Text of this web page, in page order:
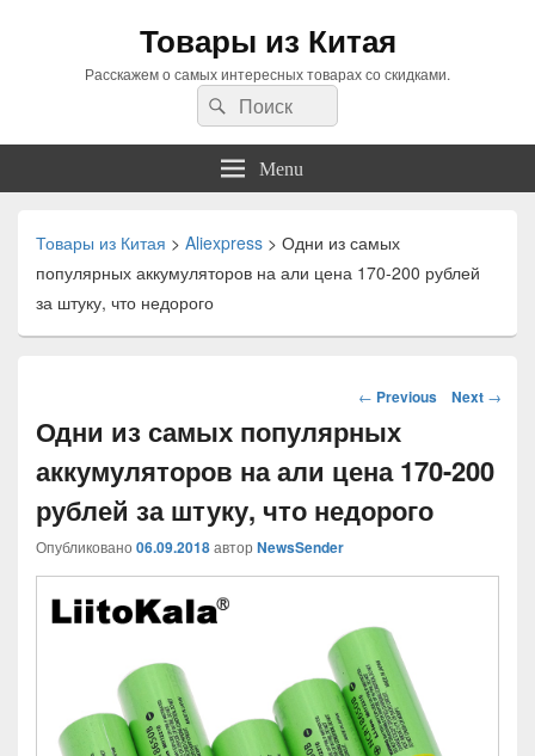
Товары из Китая
Расскажем о самых интересных товарах со скидками.
Search
for:
Search
Menu
Товары из Китая > Aliexpress > Одни из самых
популярных аккумуляторов на али цена 170-200 рублей
за штуку, что недорого
Навигация
статьям
← Previous Next →
Одни из самых популярных
аккумуляторов на али цена 170-200
рублей за штуку, что недорого
Опубликовано 06.09.2018автор NewsSender